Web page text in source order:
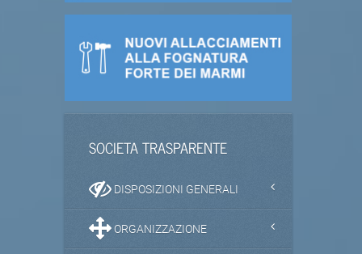
SOCIETA TRASPARENTE
DISPOSIZIONI GENERALI
ORGANIZZAZIONE